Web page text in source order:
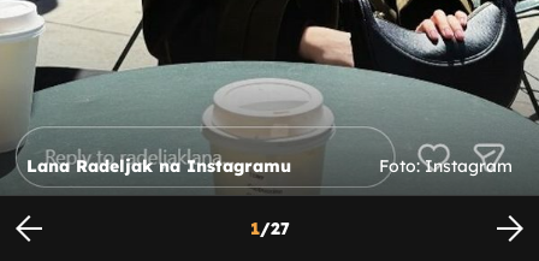
Lana Radeljak na Instagramu Foto: Instagram
1/27